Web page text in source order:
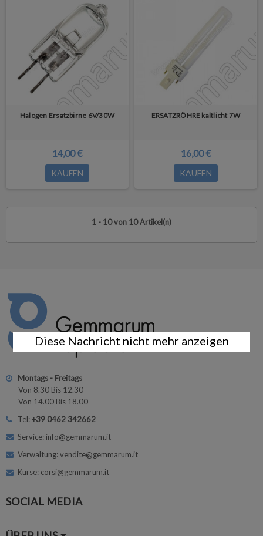
Halogen Ersatzbirne 6V/30W
14,00 €
KAUFEN
ERSATZRÖHRE kaltlicht 7W
16,00 €
KAUFEN
1 - 10 von 10 Artikel(n)
Montags - Freitags
Von 8.30 Bis 12.30
Von 14.00 Bis 18.00
Tel:+39 0462 342662
Service: info@gemmarum.it
Verwaltung: vendite@gemmarum.it
Kurse: corsi@gemmarum.it
SOCIAL MEDIA
Diese Nachricht nicht mehr anzeigen